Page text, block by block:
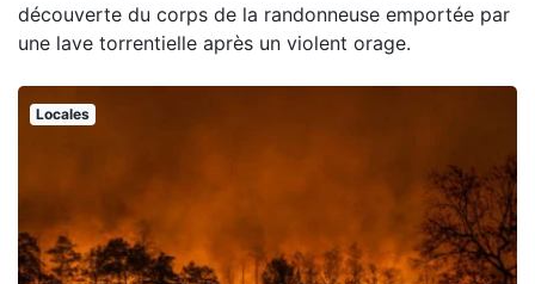
découverte du corps de la randonneuse emportée par
une lave torrentielle après un violent orage.
Locales